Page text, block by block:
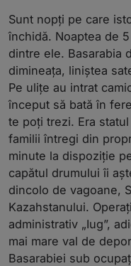
Sunt nopți pe care
închidă. Noaptea de
dintre ele. Basarabia
dimineața, liniștea
Pe ulițe au intrat
început să bată în
te poți trezi. Era
familii întregi din
minute la dispoziție
capătul drumului îi
dincolo de vagoane,
Kazahstanului.
administrativ „Iug”,
mai mare val de
Basarabiei sub